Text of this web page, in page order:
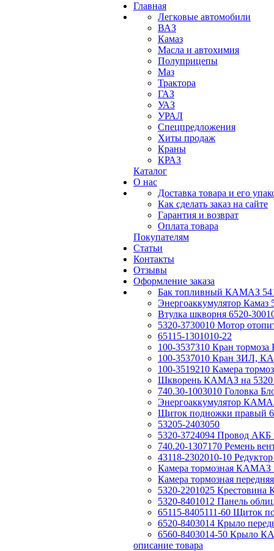
Главная
Легковые автомобили
ВАЗ
Камаз
Масла и автохимия
Полуприцепы
Маз
Трактора
ГАЗ
УАЗ
УРАЛ
Спецпредложения
Хиты продаж
Краны
КРАЗ
Каталог
О нас
Доставка товара и его
Как сделать заказ на сайте
Гарантия и возврат
Оплата товара
Покупателям
Статьи
Контакты
Отзывы
Оформление заказа
Бак топливный КАМАЗ
Энергоаккумулятор Камаз
Втулка шкворня 6520-
5320-3730010 Мотор
65115-1301010-22
100-3537310 Кран
100-3537010 Кран ЗИЛ,
100-3519210 Камера
Шкворень КАМАЗ на 5320
740.30-1003010 Головка
Энергоаккумулятор
Щиток подножки правый
53205-2403050
5320-3724094 Провод
740.20-1307170 Ремень
43118-2302010-10
Камера тормозная КАМАЗ
Камера тормозная
5320-2201025
5320-8401012 Панель
65115-8405111-60 Щиток
6520-8403014 Крыло
6560-8403014-50 Крыло
описание товара